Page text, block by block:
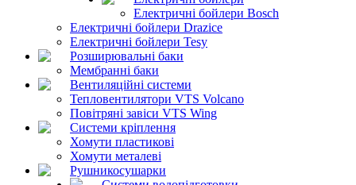
Електричні бойлери Bosch
Електричні бойлери Drazice
Електричні бойлери Tesy
Розширювальні баки
Мембранні баки
Вентиляційні системи
Тепловентилятори VTS Volcano
Повітряні завіси VTS Wing
Системи кріплення
Хомути пластикові
Хомути металеві
Рушникосушарки